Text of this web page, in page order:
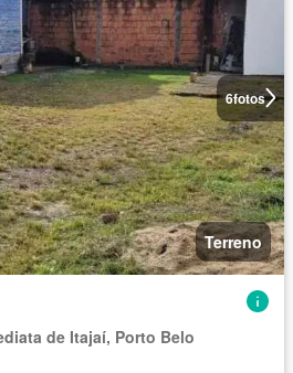
6fotos
Terreno
de Itajaí, Porto Belo